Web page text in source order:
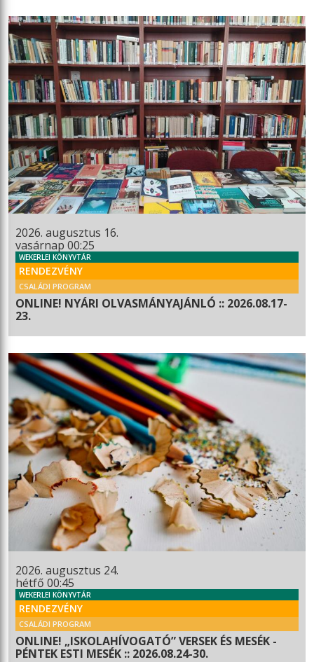
2026. augusztus 16.
vasárnap 00:25
WEKERLEI KÖNYVTÁR
RENDEZVÉNY
CSALÁDI PROGRAM
ONLINE! NYÁRI OLVASMÁNYAJÁNLÓ :: 2026.08.17-
23.
2026. augusztus 24.
hétfő 00:45
WEKERLEI KÖNYVTÁR
RENDEZVÉNY
CSALÁDI PROGRAM
ONLINE! „ISKOLAHÍVOGATÓ” VERSEK ÉS MESÉK -
PÉNTEK ESTI MESÉK :: 2026.08.24-30.